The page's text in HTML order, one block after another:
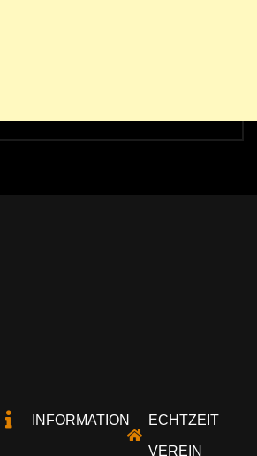
INFORMATION ECHTZEIT
VEREIN